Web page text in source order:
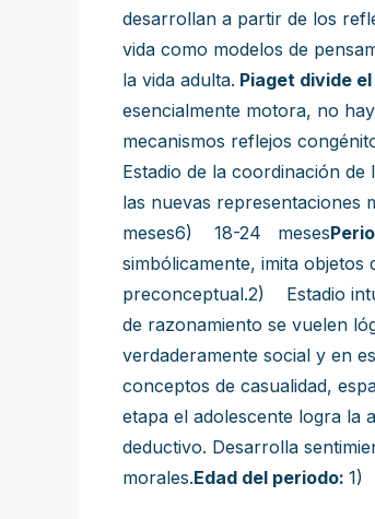
desarrollan a partir de los
vida como modelos de
la vida adulta. Piaget divide
esencialmente motora, no
mecanismos reflejos
Estadio de la coordinación
las nuevas representaciones
meses6) 18-24 meses
simbólicamente, imita objetos
preconceptual.2) Estadio
de razonamiento se vuelen
verdaderamente social y en
conceptos de casualidad,
etapa el adolescente logra la
deductivo. Desarrolla
morales.Edad del periodo: 1)